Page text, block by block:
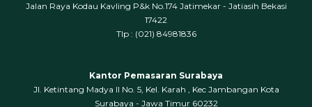
Jalan Raya Kodau Kavling P&k No.174 Jatimekar - Jatiasih Bekasi
17422
Tlp : (021) 84981836
Kantor Pemasaran Surabaya
Jl. Ketintang Madya II No. 5, Kel. Karah , Kec Jambangan Kota
Surabaya - Jawa Timur 60232